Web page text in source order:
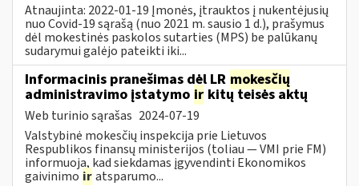
Atnaujinta: 2022-01-19 Įmonės, įtrauktos į nukentėjusių
nuo Covid-19 sąrašą (nuo 2021 m. sausio 1 d.), prašymus
dėl mokestinės paskolos sutarties (MPS) be palūkanų
sudarymui galėjo pateikti iki...
Informacinis pranešimas dėl LR mokesčių
administravimo įstatymo ir kitų teisės aktų
Web turinio sąrašas 2024-07-19
Valstybinė mokesčių inspekcija prie Lietuvos
Respublikos finansų ministerijos (toliau — VMI prie FM)
informuoja, kad siekdamas įgyvendinti Ekonomikos
gaivinimo iratsparumo...